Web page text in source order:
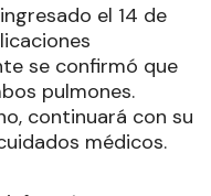
el 14 de
se confirmó que
pulmones.
continuará con su
médicos.